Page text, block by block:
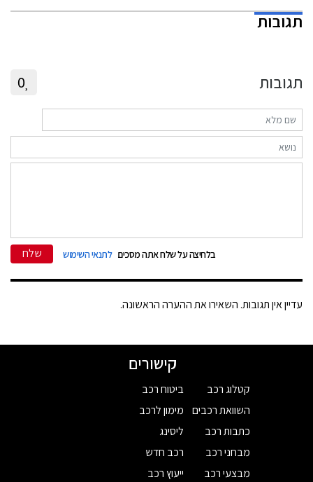
תגובות
תגובות 0
בלחיצה על שלח אתה מסכים לתנאי השימוש שלח
עדיין אין תגובות. השאירו את ההערה הראשונה.
קישורים
קטלוג רכב
השוואת רכבים
כתבות רכב
מבחני רכב
מבצעי רכב
ביטוח רכב
מימון לרכב
ליסינג
רכב חדש
ייעוץ רכב